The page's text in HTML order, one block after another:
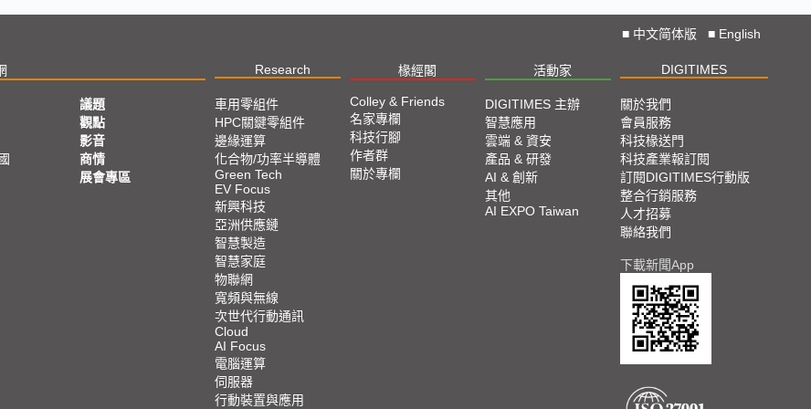
■ 中文简体版 ■ English
Research 椽經閣 活動家 DIGITIMES
議題
觀點
影音
商情
展會專區
車用零組件
HPC關鍵零組件
邊緣運算
化合物/功率半導體
Green Tech
EV Focus
新興科技
亞洲供應鏈
智慧製造
智慧家庭
物聯網
寬頻與無線
次世代行動通訊
Cloud
AI Focus
電腦運算
伺服器
行動裝置與應用
Colley & Friends
名家專欄
科技行腳
作者群
關於專欄
DIGITIMES 主辦
智慧應用
雲端 & 資安
產品 & 研發
AI & 創新
其他
AI EXPO Taiwan
關於我們
會員服務
科技椽送門
科技產業報訂閱
訂閱DIGITIMES行動版
整合行銷服務
人才招募
聯絡我們
下載新聞App